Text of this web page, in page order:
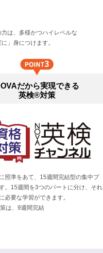
は、多様かつハイレベルな
」身につけます。
だから実現できる
英検®対策
照準をあて、15週間完結型の集中プ
。15週間を3つのパートに分け、それ
必要な学習ができます。
は、9週間完結